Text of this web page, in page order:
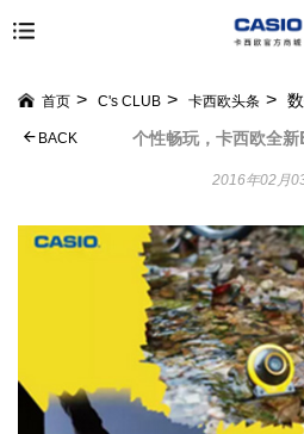
首页 C's CLUB 卡西欧头条
个性畅玩，卡西欧全
BACK
2016年02月